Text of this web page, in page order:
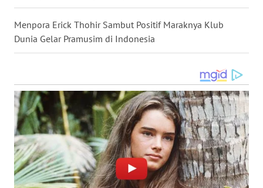
Menpora Erick Thohir Sambut Positif Maraknya Klub
Dunia Gelar Pramusim di Indonesia
RIAU
WN
JAMBI
WN
SULTRA